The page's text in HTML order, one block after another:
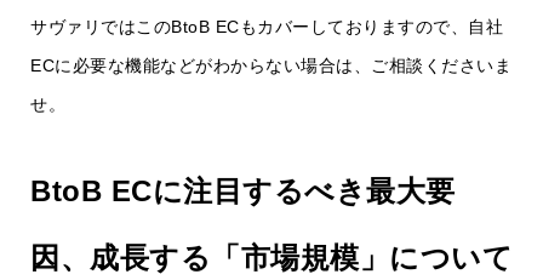
サヴァリではこのBtoB ECもカバーしておりますので、自社
ECに必要な機能などがわからない場合は、ご相談くださいま
せ。
BtoB ECに注目するべき最大要
因、成長する「市場規模」について